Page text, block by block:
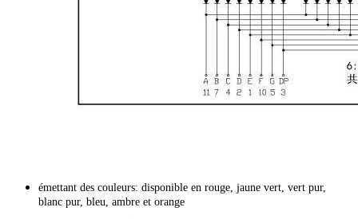
émettant des couleurs: disponible en rouge, jaune vert, vert pur,
blanc pur, bleu, ambre et orange